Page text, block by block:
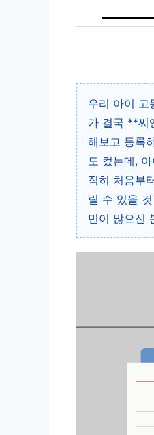
우리 아이 고
가 결국 **씨
해보고 등록
도 컸는데,
직히 처음부
릴 수 있을
민이 많으신